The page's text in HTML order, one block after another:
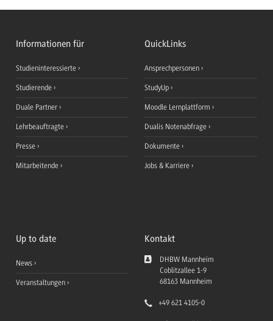
Informationen für
Studieninteressierte
Studierende
Duale Partner
Lehrbeauftragte
Presse
Mitarbeitende
QuickLinks
Ansprechpersonen
StudyUp
Moodle Lernplattform
Dualis Notenabfrage
Dokumente
Jobs & Karriere
Up to date
News
Veranstaltungen
Kontakt
DHBW Mannheim
Coblitzallee 1-9
68163 Mannheim
+49 621 4105-0